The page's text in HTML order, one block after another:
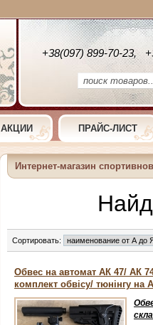
+38(097) 899-70-23,
АКЦИИ ПРАЙС-ЛИСТ
Интернет-магазин
Сортировать:
Обвес на автомат АК 47/ АК
комплект обвісу/ тюнінгу на